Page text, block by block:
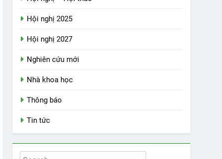
Hội nghị 2025
Hội nghị 2027
Nghiên cứu mới
Nhà khoa học
Thông báo
Tin tức